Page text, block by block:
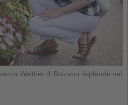
Walther di Bolzano risplende nel
...